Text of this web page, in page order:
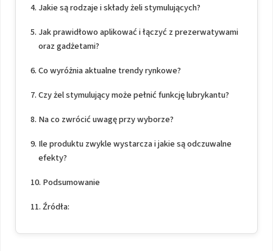
Jakie są rodzaje i składy żeli stymulujących?
Jak prawidłowo aplikować i łączyć z prezerwatywami
oraz gadżetami?
Co wyróżnia aktualne trendy rynkowe?
Czy żel stymulujący może pełnić funkcję lubrykantu?
Na co zwrócić uwagę przy wyborze?
Ile produktu zwykle wystarcza i jakie są odczuwalne
efekty?
Podsumowanie
Źródła: